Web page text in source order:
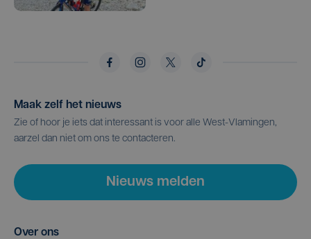
Maak zelf het nieuws
Zie of hoor je iets dat interessant is voor alle West-Vlamingen,
aarzel dan niet om ons te contacteren.
Nieuws melden
Over ons